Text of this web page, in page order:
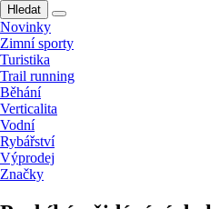
Hledat
Novinky
Zimní sporty
Turistika
Trail running
Běhání
Verticalita
Vodní
Rybářství
Výprodej
Značky